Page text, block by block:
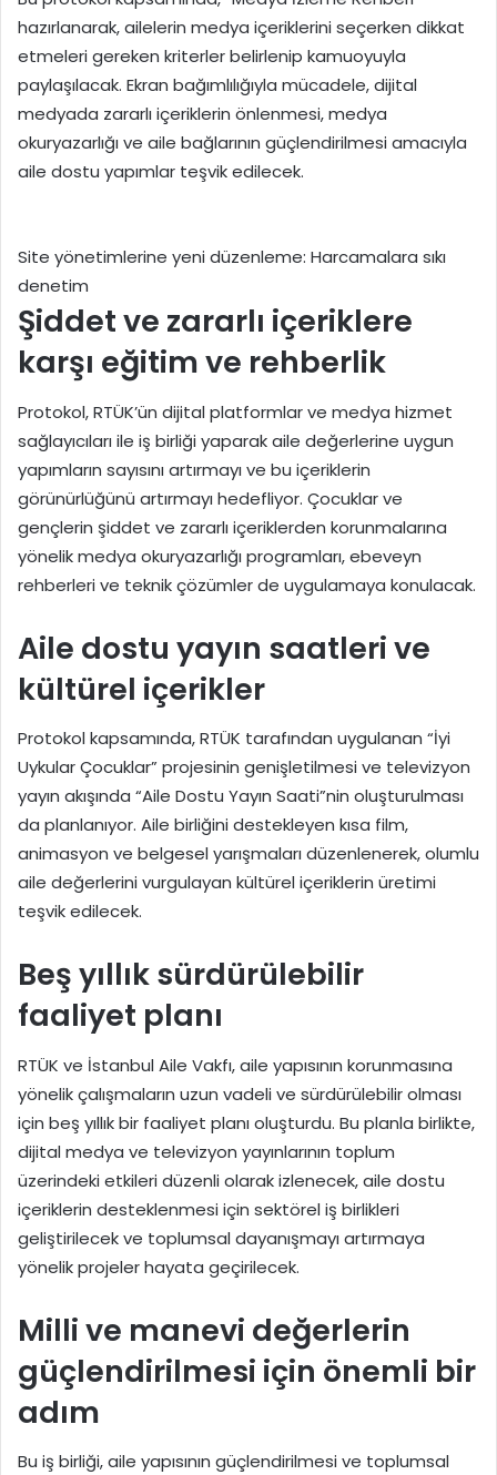
hazırlanarak, ailelerin medya içeriklerini seçerken dikkat
etmeleri gereken kriterler belirlenip kamuoyuyla
paylaşılacak. Ekran bağımlılığıyla mücadele, dijital
medyada zararlı içeriklerin önlenmesi, medya
okuryazarlığı ve aile bağlarının güçlendirilmesi amacıyla
aile dostu yapımlar teşvik edilecek.
Site yönetimlerine yeni düzenleme: Harcamalara sıkı
denetim
Şiddet ve zararlı içeriklere
karşı eğitim ve rehberlik
Protokol, RTÜK’ün dijital platformlar ve medya hizmet
sağlayıcıları ile iş birliği yaparak aile değerlerine uygun
yapımların sayısını artırmayı ve bu içeriklerin
görünürlüğünü artırmayı hedefliyor. Çocuklar ve
gençlerin şiddet ve zararlı içeriklerden korunmalarına
yönelik medya okuryazarlığı programları, ebeveyn
rehberleri ve teknik çözümler de uygulamaya konulacak.
Aile dostu yayın saatleri ve
kültürel içerikler
Protokol kapsamında, RTÜK tarafından uygulanan “İyi
Uykular Çocuklar” projesinin genişletilmesi ve televizyon
yayın akışında “Aile Dostu Yayın Saati”nin oluşturulması
da planlanıyor. Aile birliğini destekleyen kısa film,
animasyon ve belgesel yarışmaları düzenlenerek, olumlu
aile değerlerini vurgulayan kültürel içeriklerin üretimi
teşvik edilecek.
Beş yıllık sürdürülebilir
faaliyet planı
RTÜK ve İstanbul Aile Vakfı, aile yapısının korunmasına
yönelik çalışmaların uzun vadeli ve sürdürülebilir olması
için beş yıllık bir faaliyet planı oluşturdu. Bu planla birlikte,
dijital medya ve televizyon yayınlarının toplum
üzerindeki etkileri düzenli olarak izlenecek, aile dostu
içeriklerin desteklenmesi için sektörel iş birlikleri
geliştirilecek ve toplumsal dayanışmayı artırmaya
yönelik projeler hayata geçirilecek.
Milli ve manevi değerlerin
güçlendirilmesi için önemli bir
adım
Bu iş birliği, aile yapısının güçlendirilmesi ve toplumsal